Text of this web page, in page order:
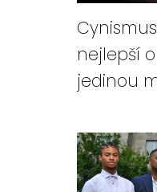
nejlepší
jedinou